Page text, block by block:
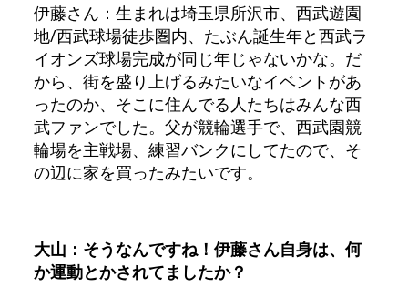
伊藤さん：生まれは埼玉県所沢市、西武遊園
地/西武球場徒歩圏内、たぶん誕生年と西武ラ
イオンズ球場完成が同じ年じゃないかな。だ
から、街を盛り上げるみたいなイベントがあ
ったのか、そこに住んでる人たちはみんな西
武ファンでした。父が競輪選手で、西武園競
輪場を主戦場、練習バンクにしてたので、そ
の辺に家を買ったみたいです。
大山：そうなんですね！伊藤さん自身は、何
か運動とかされてましたか？